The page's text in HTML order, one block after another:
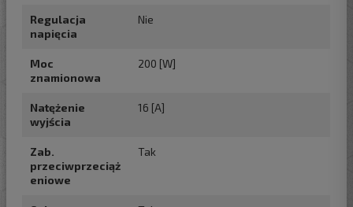
Regulacja
napięcia
Nie
Moc
znamionowa
200 [W]
Natężenie
wyjścia
16 [A]
Zab.
przeciwprzeciąż
eniowe
Tak